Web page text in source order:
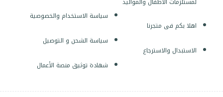
اهلا بكم فى متجرنا
الاستبدال والاسترجاع
سياسة الاستخدام والخصوصية
سياسة الشحن و التوصيل
شهادة توثيق منصة الأعمال